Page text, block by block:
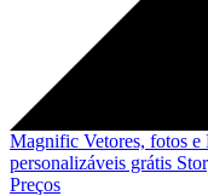
Magnific Vetores, fotos
personalizáveis grátis
Preços